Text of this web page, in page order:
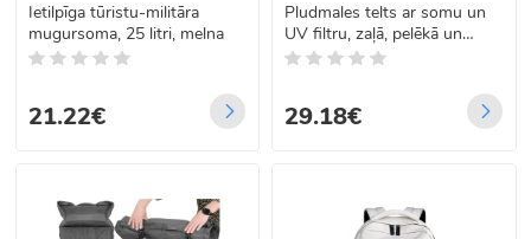
Ietilpīga tūristu-militāra
mugursoma, 25 litri, melna
21.22€
Pludmales telts ar somu un
UV filtru, zaļā, pelēkā un
melnā krāsā, Springos PT034
29.18€